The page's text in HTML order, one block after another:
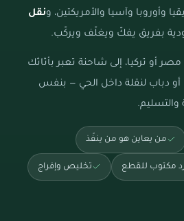
وأوروبا وآسيا والأمريكتين، ونقل
بفريق يفكّ ويغلّف ويركّب.
أو تركيا، إلى شاحنة تعبر بأثاثك
أو دباب لنقلة داخل الحي — بنفس
والتسليم.
من يعاين هو من ينفّذ
مكتوب للقطع تخليص وإفراج